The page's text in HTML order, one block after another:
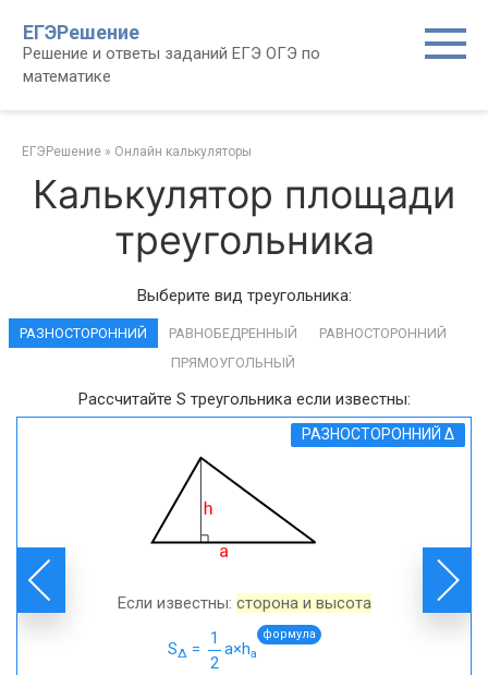
контенту
ЕГЭРешение
Решение и ответы заданий ЕГЭ ОГЭ по
математике
ЕГЭРешение » Онлайн калькуляторы
Калькулятор площади
треугольника
Выберите вид треугольника:
РАЗНОСТОРОННИЙ РАВНОБЕДРЕННЫЙ
РАВНОСТОРОННИЙ
ПРЯМОУГОЛЬНЫЙ
Рассчитайте S треугольника если известны:
РАЗНОСТОРОННИЙ Δ
Если известны: сторона и высота
SΔ =
1
2
a×ha
формула